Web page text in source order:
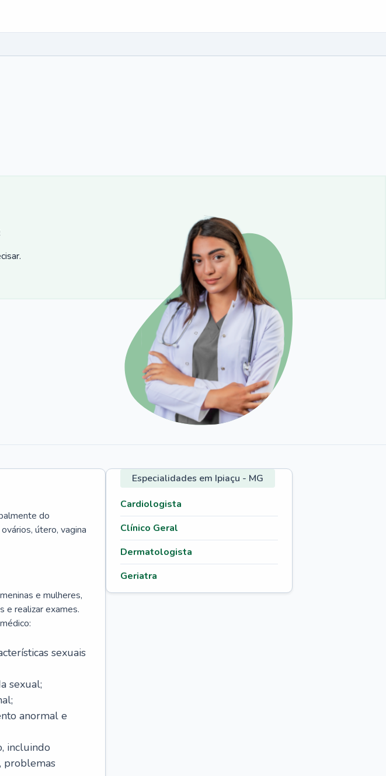
do
útero, vagina
e mulheres,
e realizar exames.
sexuais
sexual;
anormal e
incluindo
problemas
Especialidades em Ipiaçu - MG
Cardiologista
Clínico Geral
Dermatologista
Geriatra